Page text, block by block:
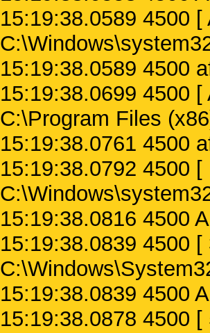
15:19:38.0589 4500
15:19:38.0589 4500
15:19:38.0699 4500
C:\Program Files
15:19:38.0761 4500
15:19:38.0792 4500
15:19:38.0816 4500
15:19:38.0839 4500
15:19:38.0839 4500
15:19:38.0878 4500